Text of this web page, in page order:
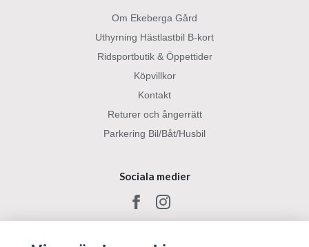
Om Ekeberga Gård
Uthyrning Hästlastbil B-kort
Ridsportbutik & Öppettider
Köpvillkor
Kontakt
Returer och ångerrätt
Parkering Bil/Båt/Husbil
Sociala medier